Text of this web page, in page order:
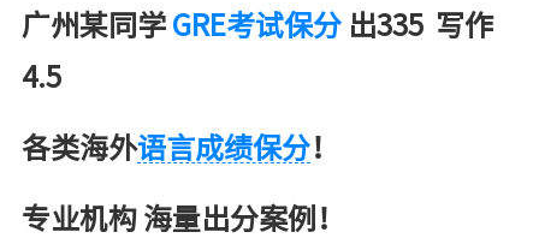
广州某同学 GRE考试保分出335 写作
4.5
各类海外语言成绩保分！
专业机构 海量出分案例！